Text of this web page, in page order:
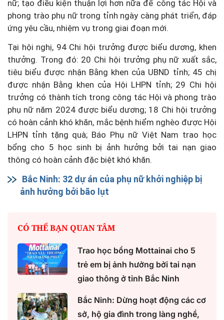
nữ; tạo điều kiện thuận lợi hơn nữa để công tác Hội và
phong trào phụ nữ trong tỉnh ngày càng phát triển, đáp
ứng yêu cầu, nhiệm vụ trong giai đoạn mới.
Tại hội nghị, 94 Chi hội trưởng được biểu dương, khen
thưởng. Trong đó: 20 Chi hội trưởng phụ nữ xuất sắc,
tiêu biểu được nhận Bằng khen của UBND tỉnh; 45 chị
được nhận Bằng khen của Hội LHPN tỉnh; 29 Chi hội
trưởng có thành tích trong công tác Hội và phong trào
phụ nữ năm 2024 được biểu dương; 18 Chi hội trưởng
có hoàn cảnh khó khăn, mắc bệnh hiểm nghèo được Hội
LHPN tỉnh tặng quà; Báo Phụ nữ Việt Nam trao học
bổng cho 5 học sinh bị ảnh hưởng bởi tai nạn giao
thông có hoàn cảnh đặc biệt khó khăn.
Bắc Ninh: 32 dự án của phụ nữ khởi nghiệp bị
ảnh hưởng bởi bão lụt
CÓ THỂ BẠN QUAN TÂM
Trao học bổng Mottainai cho 5
trẻ em bị ảnh hưởng bởi tai nạn
giao thông ở tỉnh Bắc Ninh
Bắc Ninh: Dừng hoạt động các cơ
sở, hộ gia đình trong làng nghề,